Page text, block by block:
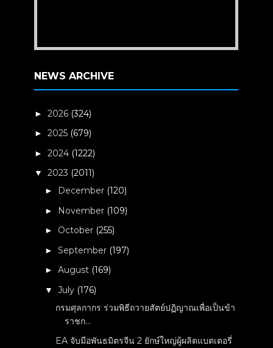
NEWS ARCHIVE
►2026 (324)
►2025 (679)
►2024 (1222)
▼2023 (2011)
► December (120)
► November (109)
► October (255)
►September (197)
►August (169)
▼July (176)
กรมศุลกากร ร่วมพิธีถวายสัตย์ปฏิญาณเพื่อเป็นข้า
ราชก...
EA จับมือพันธมิตรจีน 2 ยักษ์ใหญ่ผู้ผลิตแบตเตอรี่